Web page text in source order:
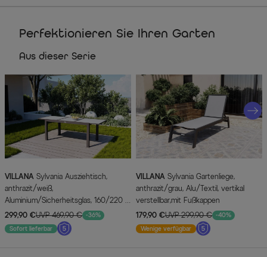
Perfektionieren Sie Ihren Garten
Aus dieser Serie
VILLANA
anthrazit/weiß,
Aluminium/Sicherheitsglas, 160/220 x
90 cm, Pulverbeschichtet, UV-
Beständig, Mit Fußkappen
299,90 €UVP 469,90 € -36%
Sofort lieferbar
VILLANA
anthrazit/grau, Alu/Textil, vertikal
verstellbar,mit Fußkappen
179,90 €UVP 299,90 € -40%
Wenige verfügbar